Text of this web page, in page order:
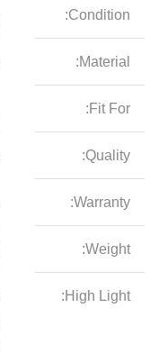
Condition:
Material:
Fit For:
Quality:
Warranty:
Weight:
High Light: